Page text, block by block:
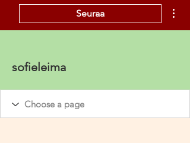
Seuraa
sofieleima